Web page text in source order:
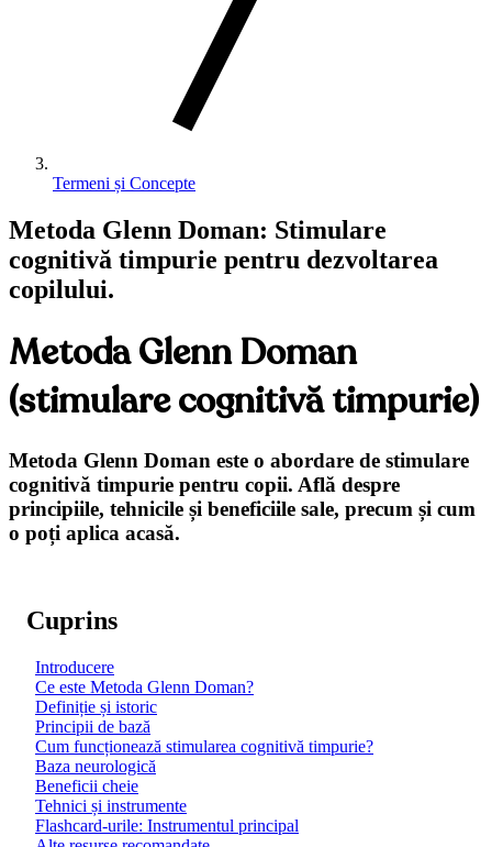
Termeni și Concepte
Metoda Glenn Doman: Stimulare
cognitivă timpurie pentru dezvoltarea
copilului.
Metoda Glenn Doman
(stimulare cognitivă timpurie)
Metoda Glenn Doman este o abordare de stimulare
cognitivă timpurie pentru copii. Află despre
principiile, tehnicile și beneficiile sale, precum și cum
o poți aplica acasă.
Cuprins
Introducere
Ce este Metoda Glenn Doman?
Definiție și istoric
Principii de bază
Cum funcționează stimularea cognitivă timpurie?
Baza neurologică
Beneficii cheie
Tehnici și instrumente
Flashcard-urile: Instrumentul principal